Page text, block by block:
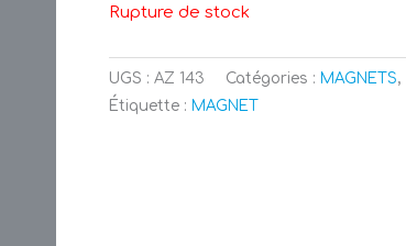
Rupture de stock
UGS : AZ 143 Catégories : MAGNETS,
Étiquette : MAGNET